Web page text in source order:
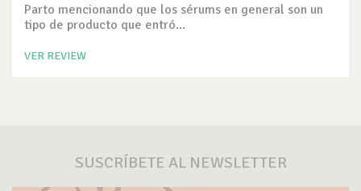
Parto mencionando que los sérums en general son un
tipo de producto que entró...
VER REVIEW
SUSCRÍBETE AL NEWSLETTER